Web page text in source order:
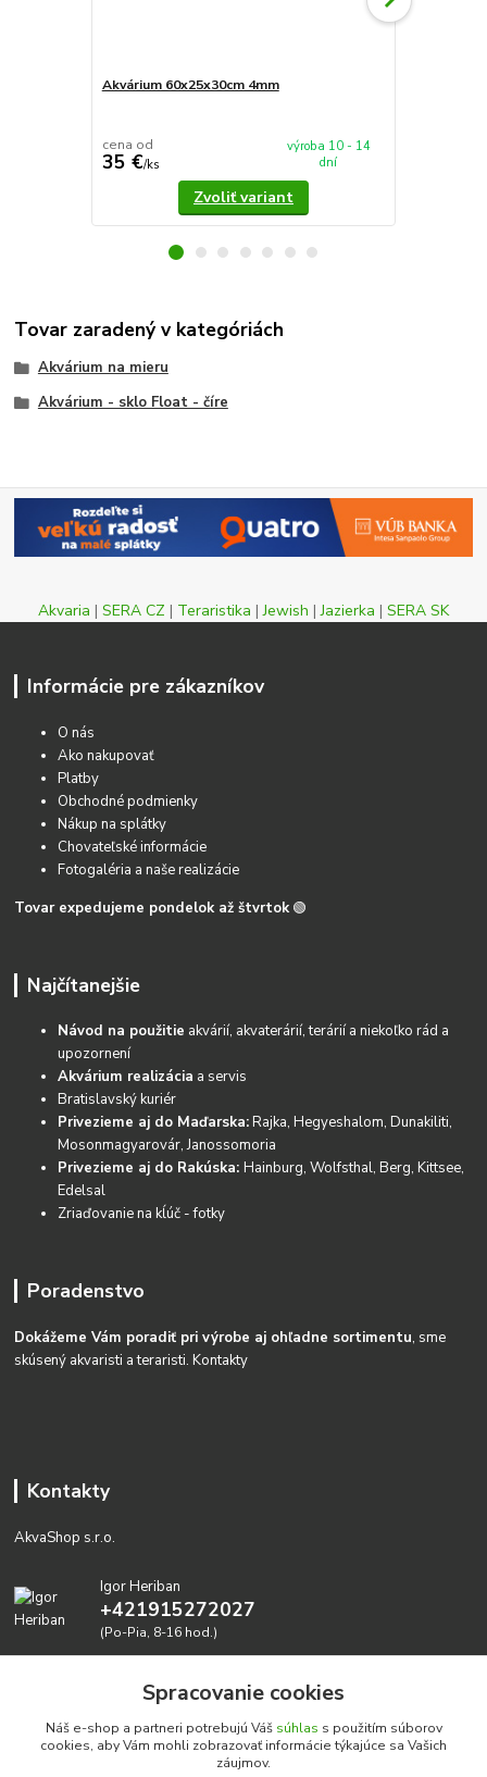
Akvárium 60x25x30cm 4mm
cena od
35 €/ks
výroba 10 - 14
dní
Zvoliť variant
Tovar zaradený v kategóriách
Akvárium na mieru
Akvárium - sklo Float - číre
Akvaria | SERA CZ | Teraristika |Jewish |Jazierka | SERA SK
Informácie pre zákazníkov
O nás
Ako nakupovať
Platby
Obchodné podmienky
Nákup na splátky
Chovateľské informácie
Fotogaléria a naše realizácie
Tovar expedujeme pondelok až štvrtok 🟢
Najčítanejšie
Návod na použitie akvárií, akvaterárií, terárií a niekoľko rád a
upozornení
Akvárium realizácia a servis
Bratislavský kuriér
Privezieme aj do Maďarska:Rajka, Hegyeshalom, Dunakiliti,
Mosonmagyarovár, Janossomoria
Privezieme aj do Rakúska:Hainburg, Wolfsthal, Berg, Kittsee,
Edelsal
Zriaďovanie na kĺúč - fotky
Poradenstvo
Dokážeme Vám poradiť pri výrobe aj ohľadne sortimentu, sme
skúsený akvaristi a teraristi.Kontakty
Kontakty
AkvaShop s.r.o.
Igor Heriban
+421915272027
(Po-Pia, 8-16 hod.)
Spracovanie cookies
Náš e-shop a partneri potrebujú Váš súhlas s použitím súborov
cookies, aby Vám mohli zobrazovať informácie týkajúce sa Vašich
záujmov.